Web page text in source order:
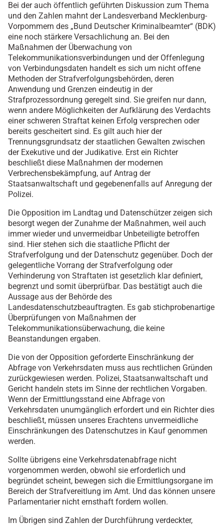
Bei der auch öffentlich geführten Diskussion zum Thema
und den Zahlen mahnt der Landesverband Mecklenburg-
Vorpommern des „Bund Deutscher Kriminalbeamter“ (BDK)
eine noch stärkere Versachlichung an. Bei den
Maßnahmen der Überwachung von
Telekommunikationsverbindungen und der Offenlegung
von Verbindungsdaten handelt es sich um nicht offene
Methoden der Strafverfolgungsbehörden, deren
Anwendung und Grenzen eindeutig in der
Strafprozessordnung geregelt sind. Sie greifen nur dann,
wenn andere Möglichkeiten der Aufklärung des Verdachts
einer schweren Straftat keinen Erfolg versprechen oder
bereits gescheitert sind. Es gilt auch hier der
Trennungsgrundsatz der staatlichen Gewalten zwischen
der Exekutive und der Judikative. Erst ein Richter
beschließt diese Maßnahmen der modernen
Verbrechensbekämpfung, auf Antrag der
Staatsanwaltschaft und gegebenenfalls auf Anregung der
Polizei.
Die Opposition im Landtag und Datenschützer zeigen sich
besorgt wegen der Zunahme der Maßnahmen, weil auch
immer wieder und unvermeidbar Unbeteiligte betroffen
sind. Hier stehen sich die staatliche Pflicht der
Strafverfolgung und der Datenschutz gegenüber. Doch der
gelegentliche Vorrang der Strafverfolgung oder
Verhinderung von Straftaten ist gesetzlich klar definiert,
begrenzt und somit überprüfbar. Das bestätigt auch die
Aussage aus der Behörde des
Landesdatenschutzbeauftragten. Es gab stichprobenartige
Überprüfungen von Maßnahmen der
Telekommunikationsüberwachung, die keine
Beanstandungen ergaben.
Die von der Opposition geforderte Einschränkung der
Abfrage von Verkehrsdaten muss aus rechtlichen Gründen
zurückgewiesen werden. Polizei, Staatsanwaltschaft und
Gericht handeln stets im Sinne der rechtlichen Vorgaben.
Wenn der Ermittlungsstand eine Abfrage von
Verkehrsdaten unumgänglich erfordert und ein Richter dies
beschließt, müssen unseres Erachtens unvermeidliche
Einschränkungen des Datenschutzes in Kauf genommen
werden.
Sollte übrigens eine Verkehrsdatenabfrage nicht
vorgenommen werden, obwohl sie erforderlich und
begründet scheint, bewegen sich die Ermittlungsorgane im
Bereich der Strafvereitlung im Amt. Und das können unsere
Parlamentarier nicht ernsthaft fordern wollen.
Im Übrigen sind Zahlen der Durchführung verdeckter,